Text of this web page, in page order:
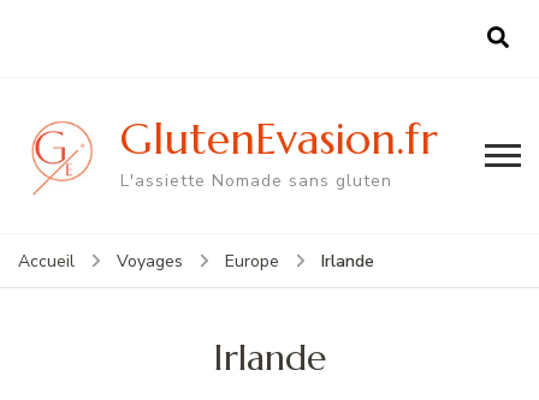
GlutenEvasion.fr
L'assiette Nomade sans gluten
Accueil Voyages Europe Irlande
Irlande